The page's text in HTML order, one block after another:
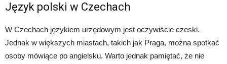
Język polski w Czechach
W Czechach językiem urzędowym jest oczywiście czeski.
Jednak w większych miastach, takich jak Praga, można spotkać
osoby mówiące po angielsku. Warto jednak pamiętać, że nie